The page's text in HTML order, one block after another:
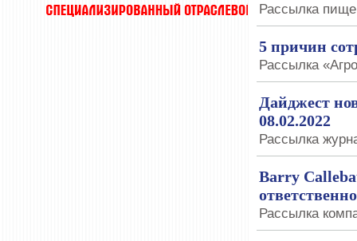
Рассылка
5 причин
Рассылка
Дайджест
08.02.2022
Рассылка
Barry
Рассылка